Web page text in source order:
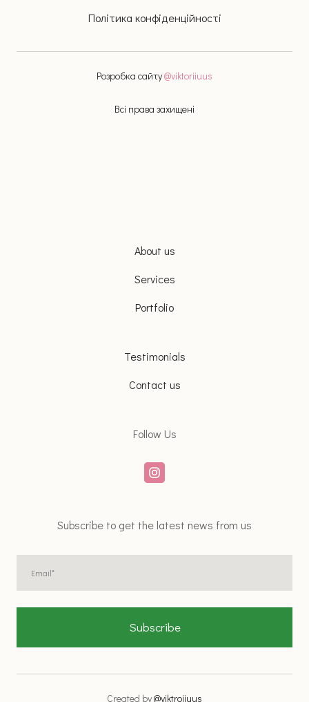
Політика конфіденційності
Розробка сайту@viktoriiuus
Всі права захищені
About us
Services
Portfolio
Testimonials
Contact us
Follow Us
Subscribe to get the latest news from us
Subscribe
Created by@viktroiiuus